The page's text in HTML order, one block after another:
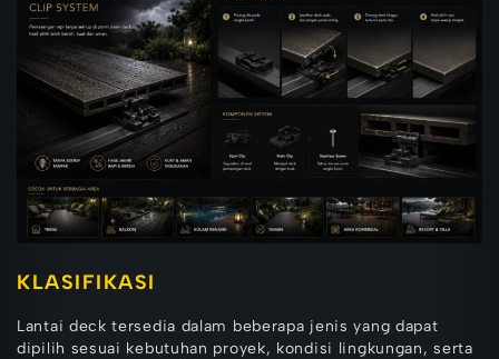
KLASIFIKASI
Lantai deck tersedia dalam beberapa jenis yang dapat
dipilih sesuai kebutuhan proyek, kondisi lingkungan, serta